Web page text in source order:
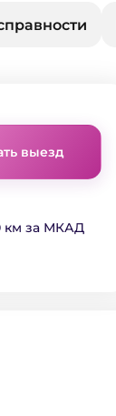
выезд
км за МКАД